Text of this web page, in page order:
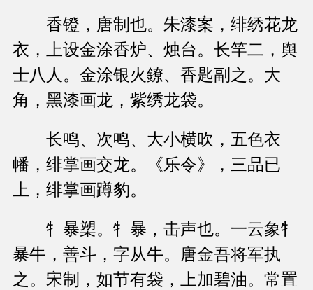
香镫，唐制也。朱漆案，绯绣花龙
衣，上设金涂香炉、烛台。长竿二，舆
士八人。金涂银火鐐、香匙副之。大
角，黑漆画龙，紫绣龙袋。
长鸣、次鸣、大小横吹，五色衣
幡，绯掌画交龙。《乐令》，三品已
上，绯掌画蹲豹。
牜暴槊。牜暴，击声也。一云象牜
暴牛，善斗，字从牛。唐金吾将军执
之。宋制，如节有袋，上加碧油。常置